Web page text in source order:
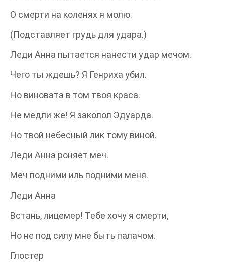
О смерти на коленях я молю.
(Подставляет грудь для удара.)
Леди Анна пытается нанести удар мечом.
Чего ты ждешь? Я Генриха убил.
Но виновата в том твоя краса.
Не медли же! Я заколол Эдуарда.
Но твой небесный лик тому виной.
Леди Анна роняет меч.
Меч подними иль подними меня.
Леди Анна
Встань, лицемер! Тебе хочу я смерти,
Но не под силу мне быть палачом.
Глостер